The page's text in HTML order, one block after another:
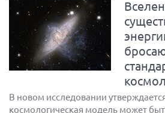
В новом исследовании
космологическая модель может